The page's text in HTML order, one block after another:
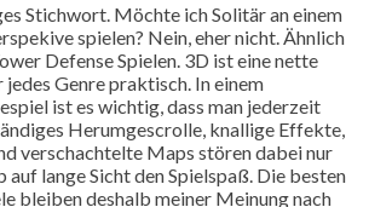
Stichwort. Möchte ich Solitär an einem
spielen? Nein, eher nicht. Ähnlich
Defense Spielen. 3D ist eine nette
jedes Genre praktisch. In einem
ist es wichtig, dass man jederzeit
Herumgescrolle, knallige Effekte,
verschachtelte Maps stören dabei nur
auf lange Sicht den Spielspaß. Die besten
bleiben deshalb meiner Meinung nach